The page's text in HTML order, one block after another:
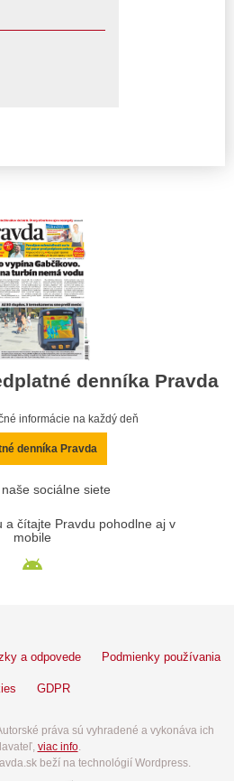
denníka Pravda
informácie na každý deň
denníka Pravda
sociálne siete
a čítajte Pravdu pohodlne aj v
mobile
a odpovede Podmienky používania
GDPR
práva sú vyhradené a vykonáva ich
viac info.
beží na technológií Wordpress.